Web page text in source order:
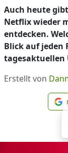
Auch heute
Netflix wieder
entdecken.
Blick auf jeden
tagesaktuellen
Erstellt von